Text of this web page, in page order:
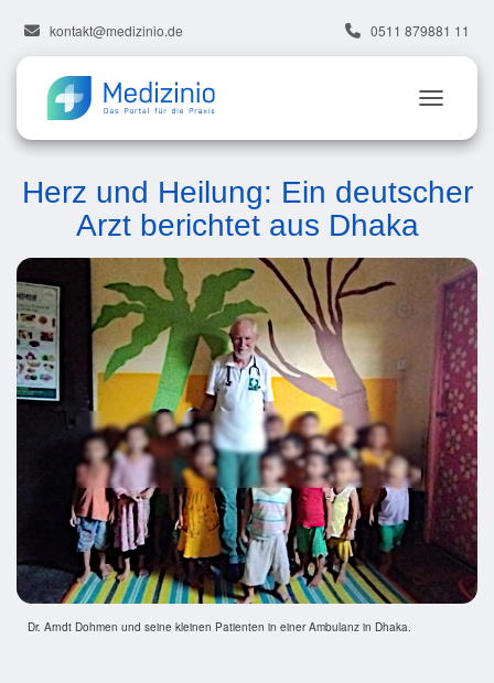
kontakt@medizinio.de 0511 879881 11
Herz und Heilung: Ein deutscher
Arzt berichtet aus Dhaka
Dr. Arndt Dohmen und seine kleinen Patienten in einer Ambulanz in Dhaka.